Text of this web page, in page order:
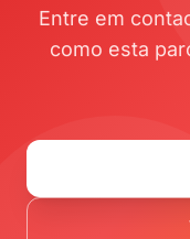
Entre em
como esta